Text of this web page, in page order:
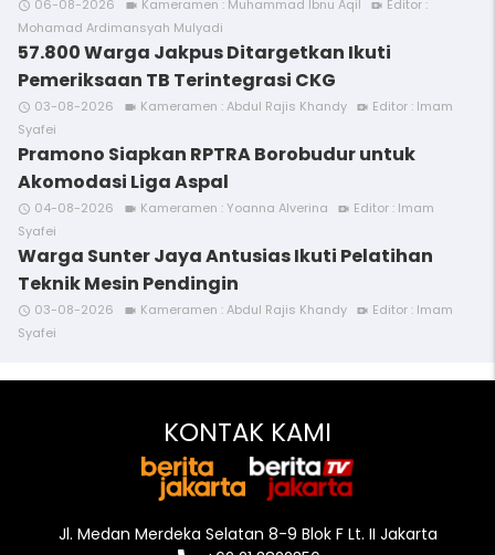
access_time 06-08-2026 videocam Kameramen : Muhammad Ibnu Aqil video_call Editor :
Mohamad Ardimansyah Mulyadi
57.800 Warga Jakpus Ditargetkan Ikuti
Pemeriksaan TB Terintegrasi CKG
access_time 03-08-2026 videocam Kameramen : Abdul Rajis Khandy video_call Editor : Imam
Syafei
Pramono Siapkan RPTRA Borobudur untuk
Akomodasi Liga Aspal
access_time 04-08-2026 videocam Kameramen : Yoanna Alverina video_call Editor : Imam
Syafei
Warga Sunter Jaya Antusias Ikuti Pelatihan
Teknik Mesin Pendingin
access_time 03-08-2026 videocam Kameramen : Abdul Rajis Khandy video_call Editor : Imam
Syafei
KONTAK KAMI
Jl. Medan Merdeka Selatan 8-9 Blok F Lt. II Jakarta